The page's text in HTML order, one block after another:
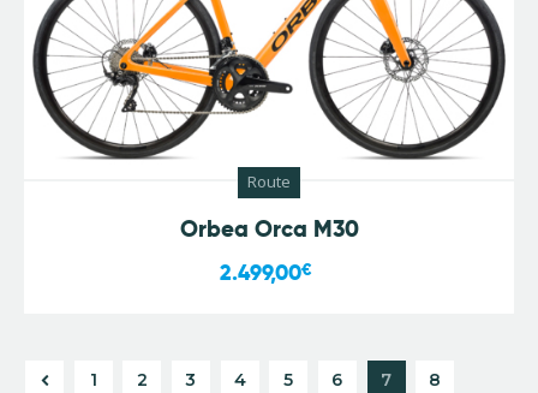
Route
Orbea Orca M30
2.499,00€
1 2 3 4 5 6 7 8